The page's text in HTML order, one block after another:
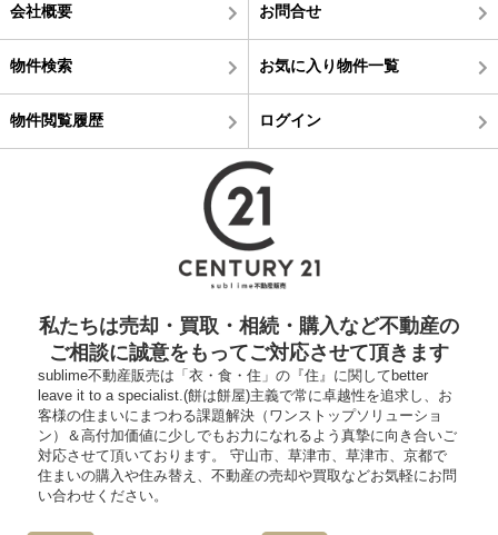
会社概要 お問合せ
物件検索 お気に入り物件一覧
物件閲覧履歴 ログイン
私たちは売却・買取・相続・購入など不動産の
ご相談に誠意をもってご対応させて頂きます
sublime不動産販売は「衣・食・住」の『住』に関してbetter
leave it to a specialist.(餅は餅屋)主義で常に卓越性を追求し、お
客様の住まいにまつわる課題解決（ワンストップソリューショ
ン）＆高付加価値に少しでもお力になれるよう真摯に向き合いご
対応させて頂いております。 守山市、草津市、草津市、京都で
住まいの購入や住み替え、不動産の売却や買取などお気軽にお問
い合わせください。